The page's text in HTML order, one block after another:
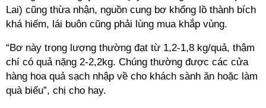
Lai) cũng thừa nhận, nguồn cung bơ khổng lồ thành bích
khá hiếm, lái buôn cũng phải lùng mua khắp vùng.
“Bơ này trọng lượng thường đạt từ 1,2-1,8 kg/quả, thậm
chí có quả nặng 2-2,2kg. Chúng thường được các cửa
hàng hoa quả sạch nhập về cho khách sành ăn hoặc làm
quà biếu”, chị cho hay.